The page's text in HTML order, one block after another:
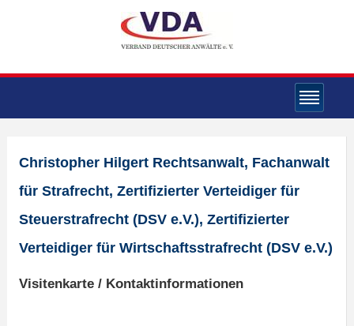
Christopher Hilgert Rechtsanwalt, Fachanwalt
für Strafrecht, Zertifizierter Verteidiger für
Steuerstrafrecht (DSV e.V.), Zertifizierter
Verteidiger für Wirtschaftsstrafrecht (DSV e.V.)
Visitenkarte / Kontaktinformationen